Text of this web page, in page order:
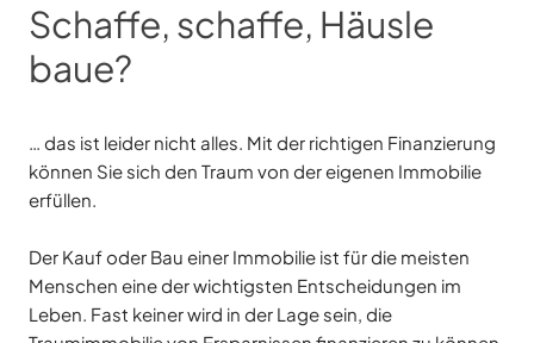
Schaffe, schaffe, Häusle
baue?
… das ist leider nicht alles. Mit der richtigen Finanzierung
können Sie sich den Traum von der eigenen Immobilie
erfüllen.
Der Kauf oder Bau einer Immobilie ist für die meisten
Menschen eine der wichtigsten Entscheidungen im
Leben. Fast keiner wird in der Lage sein, die